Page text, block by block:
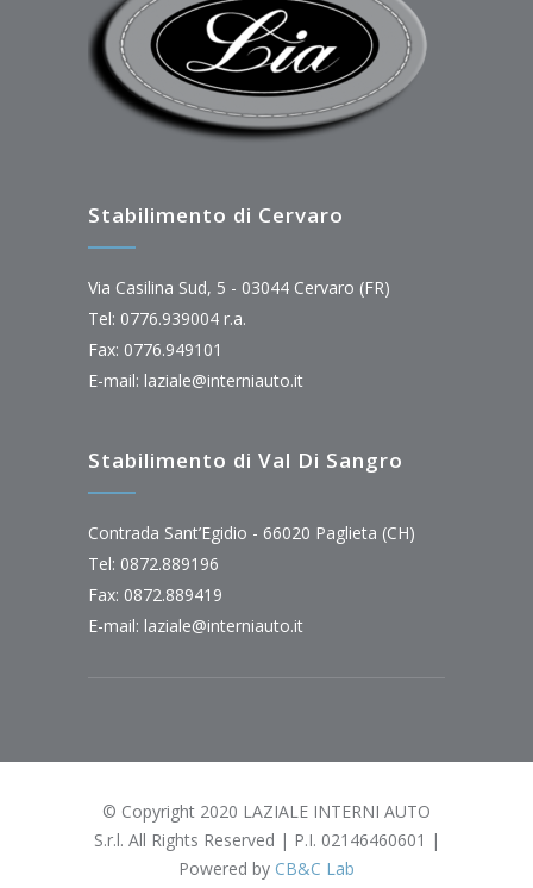
Stabilimento di Cervaro
Via Casilina Sud, 5 - 03044 Cervaro (FR)
Tel: 0776.939004 r.a.
Fax: 0776.949101
E-mail: laziale@interniauto.it
Stabilimento di Val Di Sangro
Contrada Sant’Egidio - 66020 Paglieta (CH)
Tel: 0872.889196
Fax: 0872.889419
E-mail: laziale@interniauto.it
© Copyright 2020 LAZIALE INTERNI AUTO
S.r.l. All Rights Reserved | P.I. 02146460601 |
Powered by CB&C Lab